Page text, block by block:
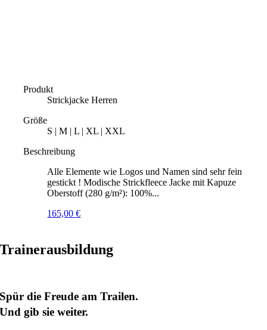
Produkt
Strickjacke Herren
Größe
S | M | L | XL | XXL
Beschreibung
Alle Elemente wie Logos und Namen sind sehr fein
gestickt ! Modische Strickfleece Jacke mit Kapuze
Oberstoff (280 g/m²): 100%...
165,00€
Trainerausbildung
Spür die Freude am Trailen.
Und gib sie weiter.